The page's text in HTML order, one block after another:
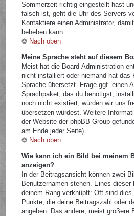
Sommerzeit richtig eingestellt hast
falsch ist, geht die Uhr des Servers
Kontaktiere einen Administrator,
beheben kann.
Nach oben
Meine Sprache steht auf diesem
Meist hat die Board-Administration
nicht installiert oder niemand hat das
Sprache übersetzt. Frage ggf. einen
Sprachpaket, das du benötigst,
noch nicht existiert, würden wir uns
übersetzen würdest. Weitere
der Website der phpBB Group
am Ende jeder Seite).
Nach oben
Wie kann ich ein Bild bei meinem
anzeigen?
In der Beitragsansicht können zwei
Benutzernamen stehen. Eines
deinem Rang verknüpft: Oft sind
Punkte, die deine Beitragszahl oder
angeben. Das andere, meist größere